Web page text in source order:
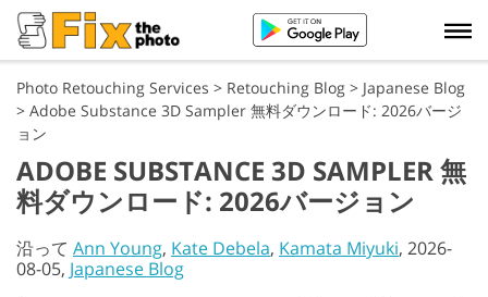
Photo Retouching Services > Retouching Blog > Japanese Blog
> Adobe Substance 3D Sampler 無料ダウンロード: 2026バージ
ョン
ADOBE SUBSTANCE 3D SAMPLER 無
料ダウンロード: 2026バージョン
沿って Ann Young, Kate Debela, Kamata Miyuki, 2026-
08-05, Japanese Blog